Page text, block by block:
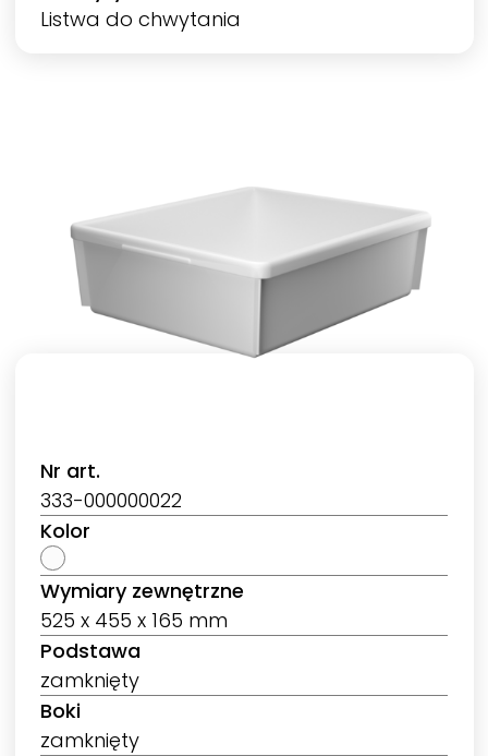
Listwa do chwytania
Nr art.
333-000000022
Kolor
Wymiary zewnętrzne
525 x 455 x 165 mm
Podstawa
zamknięty
Boki
zamknięty